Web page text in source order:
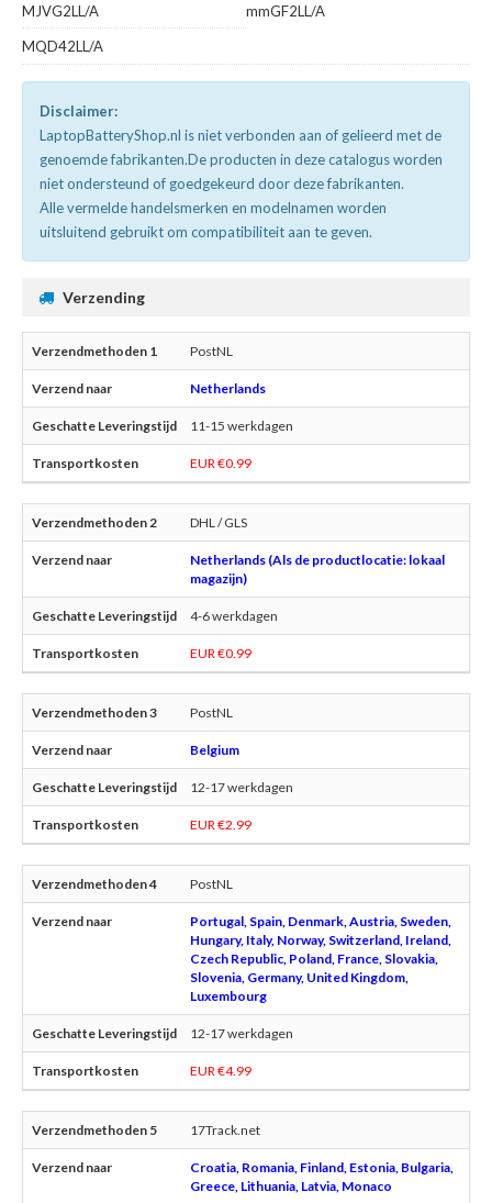
MJVG2LL/A
mmGF2LL/A
MQD42LL/A
Disclaimer:
LaptopBatteryShop.nl is niet verbonden aan of gelieerd met de
genoemde fabrikanten.De producten in deze catalogus worden
niet ondersteund of goedgekeurd door deze fabrikanten.
Alle vermelde handelsmerken en modelnamen worden
uitsluitend gebruikt om compatibiliteit aan te geven.
Verzending
PostNL
Netherlands
11-15 werkdagen
EUR €0.99
DHL / GLS
Netherlands (Als de productlocatie: lokaal
magazijn)
4-6 werkdagen
EUR €0.99
PostNL
Belgium
12-17 werkdagen
EUR €2.99
PostNL
Portugal, Spain, Denmark, Austria, Sweden,
Hungary, Italy, Norway, Switzerland, Ireland,
Czech Republic, Poland, France, Slovakia,
Slovenia, Germany, United Kingdom,
Luxembourg
12-17 werkdagen
EUR €4.99
17Track.net
Croatia, Romania, Finland, Estonia, Bulgaria,
Greece, Lithuania, Latvia, Monaco